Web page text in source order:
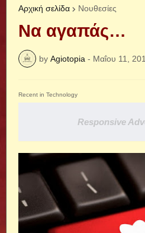
Αρχική σελίδα Νουθεσίες
Να αγαπάς…
by Agiotopia - Μαΐου 11,
Recent in Technology
Responsive